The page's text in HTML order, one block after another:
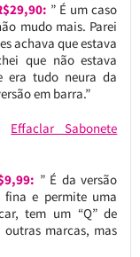
” É um caso
mudo mais. Parei
achava que estava
que não estava
era tudo neura da
em barra.”
Effaclar Sabonete
” É da versão
e permite uma
tem um “Q” de
marcas, mas